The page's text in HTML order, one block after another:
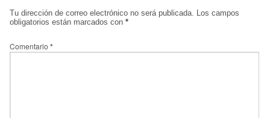
Tu dirección de correo electrónico no será publicada. Los campos
obligatorios están marcados con *
Comentario *